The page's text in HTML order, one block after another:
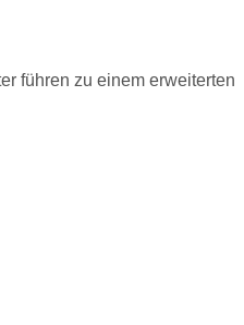
führen zu einem erweiterten